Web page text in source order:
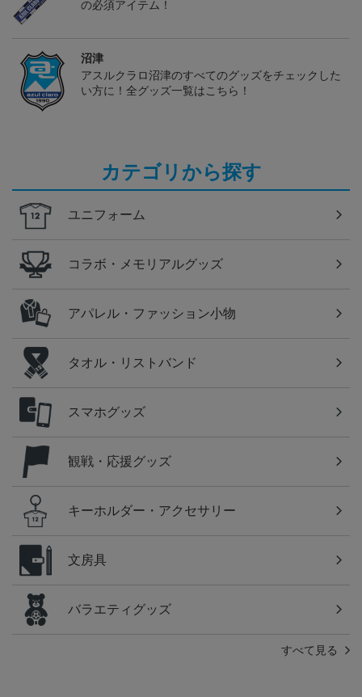
の必須アイテム！
沼津
アスルクラロ沼津のすべてのグッズをチェックした
い方に！全グッズ一覧はこちら！
カテゴリから探す
ユニフォーム
コラボ・メモリアルグッズ
アパレル・ファッション小物
タオル・リストバンド
スマホグッズ
観戦・応援グッズ
キーホルダー・アクセサリー
文房具
バラエティグッズ
すべて見る